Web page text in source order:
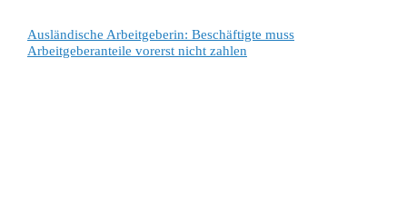
Ausländische Arbeitgeberin: Beschäftigte muss
Arbeitgeberanteile vorerst nicht zahlen